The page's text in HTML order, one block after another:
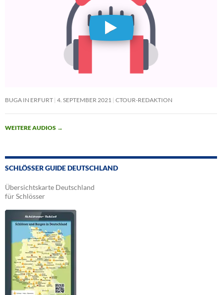
BUGA IN ERFURT 4. SEPTEMBER 2021 CTOUR-REDAKTION
WEITERE AUDIOS →
SCHLÖSSER GUIDE DEUTSCHLAND
Übersichtskarte Deutschland
für Schlösser